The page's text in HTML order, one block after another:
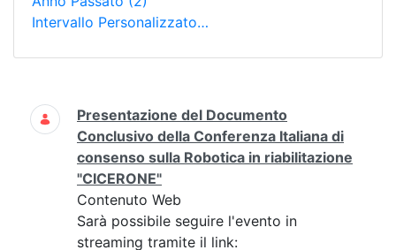
Intervallo Personalizzato…
Ricerca
Presentazione del Documento
Conclusivo della Conferenza Italiana di
consenso sulla Robotica in riabilitazione
"CICERONE"
Contenuto Web
Sarà possibile seguire l'evento in
streaming tramite il link: